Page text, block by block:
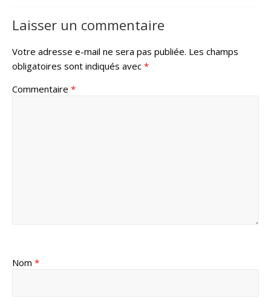
Laisser un commentaire
Votre adresse e-mail ne sera pas publiée. Les champs
obligatoires sont indiqués avec *
Commentaire *
Nom *